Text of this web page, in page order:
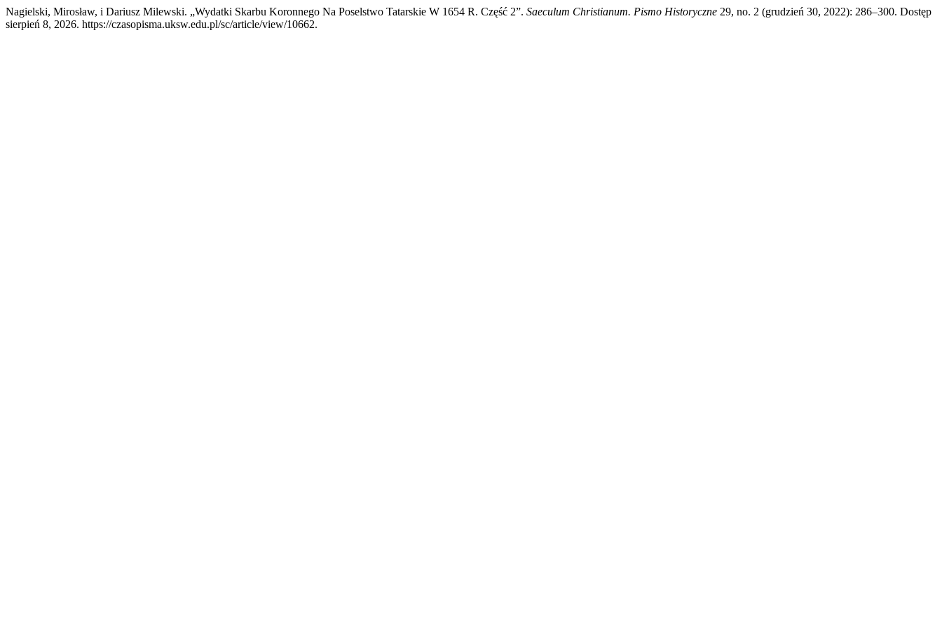
Nagielski, Mirosław, i Dariusz Milewski. „Wydatki Skarbu Koronnego Na Poselstwo Tatarskie W 1654 R. Część 2”. Saeculum Christianum. Pismo Historyczne 29, no. 2 (grudzień 30, 2022): 286–300. Dostęp
sierpień 8, 2026. https://czasopisma.uksw.edu.pl/sc/article/view/10662.